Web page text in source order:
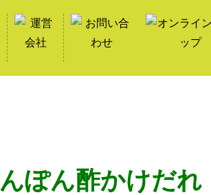
ぽん酢かけだれ